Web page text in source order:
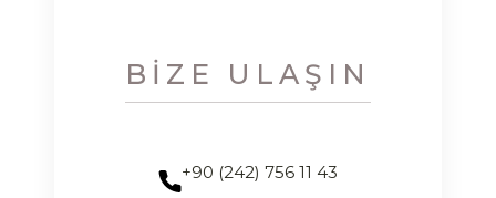
BIZE ULAŞIN
+90 (242) 756 11 43